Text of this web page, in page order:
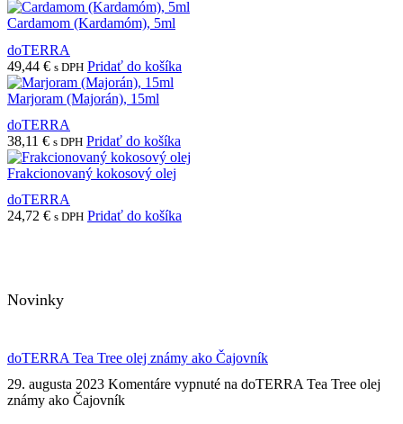
Cardamom (Kardamóm), 5ml
doTERRA
49,44 € s DPH Pridať do košíka
Marjoram (Majorán), 15ml
doTERRA
38,11 € s DPH Pridať do košíka
Frakcionovaný kokosový olej
doTERRA
24,72 € s DPH Pridať do košíka
Novinky
doTERRA Tea Tree olej známy ako Čajovník
29. augusta 2023 Komentáre vypnuté na doTERRA Tea Tree olej
známy ako Čajovník